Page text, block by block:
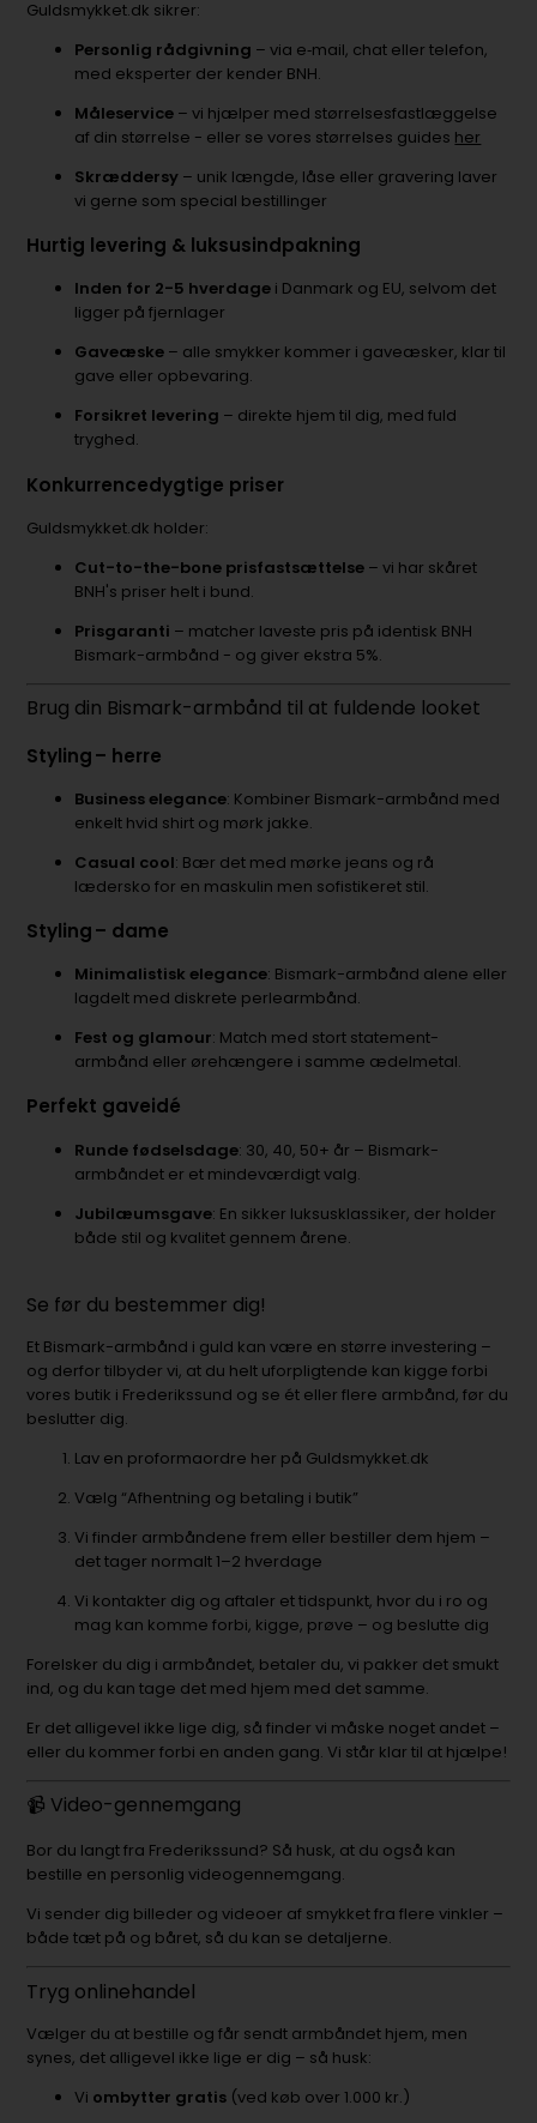
Guldsmykket.dk sikrer:
Personlig rådgivning – via e‑mail, chat eller telefon,
med eksperter der kender BNH.
Måleservice – vi hjælper med størrelsesfastlæggelse
af din størrelse - eller se vores størrelses guides her
Skræddersy – unik længde, låse eller gravering laver
vi gerne som special bestillinger
Hurtig levering & luksusindpakning
Inden for 2-5 hverdage i Danmark og EU, selvom det
ligger på fjernlager
Gaveæske – alle smykker kommer i gaveæsker, klar til
gave eller opbevaring.
Forsikret levering – direkte hjem til dig, med fuld
tryghed.
Konkurrencedygtige priser
Guldsmykket.dk holder:
Cut-to-the-bone prisfastsættelse – vi har skåret
BNH's priser helt i bund.
Prisgaranti – matcher laveste pris på identisk BNH
Bismark-armbånd - og giver ekstra 5%.
Brug din Bismark-armbånd til at fuldende looket
Styling – herre
Business elegance: Kombiner Bismark-armbånd med
enkelt hvid shirt og mørk jakke.
Casual cool: Bær det med mørke jeans og rå
lædersko for en maskulin men sofistikeret stil.
Styling – dame
Minimalistisk elegance: Bismark-armbånd alene eller
lagdelt med diskrete perlearmbånd.
Fest og glamour: Match med stort statement-
armbånd eller ørehængere i samme ædelmetal.
Perfekt gaveidé
Runde fødselsdage: 30, 40, 50+ år – Bismark-
armbåndet er et mindeværdigt valg.
Jubilæumsgave: En sikker luksusklassiker, der holder
både stil og kvalitet gennem årene.
Se før du bestemmer dig!
Et Bismark-armbånd i guld kan være en større investering –
og derfor tilbyder vi, at du helt uforpligtende kan kigge forbi
vores butik i Frederikssund og se ét eller flere armbånd, før du
beslutter dig.
Lav en proformaordre her på Guldsmykket.dk
Vælg “Afhentning og betaling i butik”
Vi finder armbåndene frem eller bestiller dem hjem –
det tager normalt 1–2 hverdage
Vi kontakter dig og aftaler et tidspunkt, hvor du i ro og
mag kan komme forbi, kigge, prøve – og beslutte dig
Forelsker du dig i armbåndet, betaler du, vi pakker det smukt
ind, og du kan tage det med hjem med det samme.
Er det alligevel ikke lige dig, så finder vi måske noget andet –
eller du kommer forbi en anden gang. Vi står klar til at hjælpe!
📹 Video-gennemgang
Bor du langt fra Frederikssund? Så husk, at du også kan
bestille en personlig videogennemgang.
Vi sender dig billeder og videoer af smykket fra flere vinkler –
både tæt på og båret, så du kan se detaljerne.
Tryg onlinehandel
Vælger du at bestille og får sendt armbåndet hjem, men
synes, det alligevel ikke lige er dig – så husk:
Vi ombytter gratis (ved køb over 1.000 kr.)